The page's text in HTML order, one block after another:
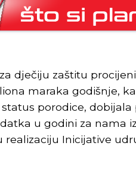
dječiju zaštitu
maraka godišnje,
porodice,
u godini za nama
realizaciju Inicijative